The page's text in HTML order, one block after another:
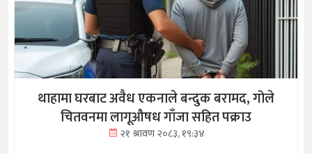
थाहामा घरबाट अवैध एकनाले बन्दुक बरामद, गोले
चितवनमा लागूऔषध गाँजा सहित पक्राउ
२१ श्रावण २०८३, १९:३४